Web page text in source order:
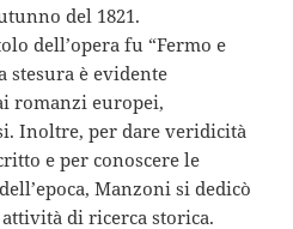
del 1821.
dell’opera fu “Fermo e
stesura è evidente
romanzi europei,
Inoltre, per dare veridicità
e per conoscere le
Manzoni si dedicò
di ricerca storica.